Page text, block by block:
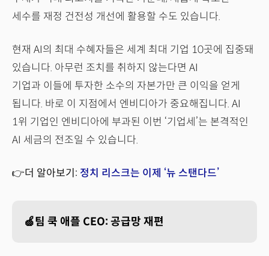
세수를 재정 건전성 개선에 활용할 수도 있습니다.
현재 AI의 최대 수혜자들은 세계 최대 기업 10곳에 집중돼
있습니다. 아무런 조치를 취하지 않는다면 AI
기업과 이들에 투자한 소수의 자본가만 큰 이익을 얻게
됩니다. 바로 이 지점에서 엔비디아가 중요해집니다. AI
1위 기업인 엔비디아에 부과된 이번 ‘기업세’는 본격적인
AI 세금의 전조일 수 있습니다.
👉더 알아보기: 정치 리스크는 이제 ‘뉴 스탠다드’
🍏팀 쿡 애플 CEO: 공급망 재편